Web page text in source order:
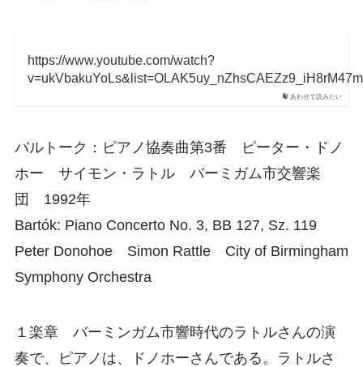
あわせて読みたい
https://www.youtube.com/watch?
バルトーク：ピアノ協奏曲第3番 ピーター・ドノ
ホー サイモン・ラトル バーミガム市交響楽
団 1992年
Bartók: Piano Concerto No. 3, BB 127, Sz. 119
Peter Donohoe Simon Rattle City of Birmingham
Symphony Orchestra
１楽章 バーミンガム市響時代のラトルさんの演
奏で、ピアノは、ドノホーさんである。ラトルさ